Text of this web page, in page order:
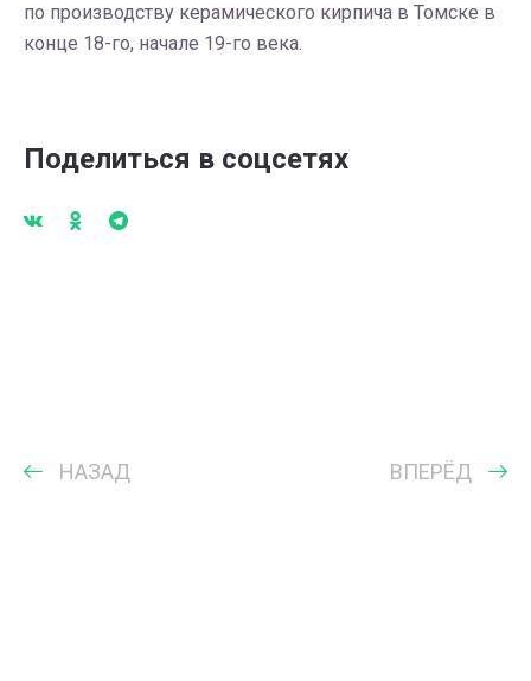
по производству керамического кирпича в Томске в
конце 18-го, начале 19-го века.
Поделиться в соцсетях
НАЗАД ВПЕРЁД